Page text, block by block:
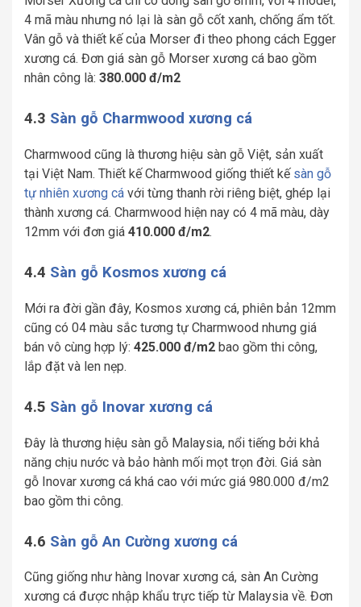
4 mã màu nhưng nó lại là sàn gỗ cốt xanh, chống ẩm tốt.
Vân gỗ và thiết kế của Morser đi theo phong cách Egger
xương cá. Đơn giá sàn gỗ Morser xương cá bao gồm
nhân công là: 380.000 đ/m2
4.3 Sàn gỗ Charmwood xương cá
Charmwood cũng là thương hiệu sàn gỗ Việt, sản xuất
tại Việt Nam. Thiết kế Charmwood giống thiết kế sàn gỗ
tự nhiên xương cá với từng thanh rời riêng biệt, ghép lại
thành xương cá. Charmwood hiện nay có 4 mã màu, dày
12mm với đơn giá 410.000 đ/m2.
4.4 Sàn gỗ Kosmos xương cá
Mới ra đời gần đây, Kosmos xương cá, phiên bản 12mm
cũng có 04 màu sắc tương tự Charmwood nhưng giá
bán vô cùng hợp lý: 425.000 đ/m2 bao gồm thi công,
lắp đặt và len nẹp.
4.5 Sàn gỗ Inovar xương cá
Đây là thương hiệu sàn gỗ Malaysia, nổi tiếng bởi khả
năng chịu nước và bảo hành mối mọt trọn đời. Giá sàn
gỗ Inovar xương cá khá cao với mức giá 980.000 đ/m2
bao gồm thi công.
4.6 Sàn gỗ An Cường xương cá
Cũng giống như hàng Inovar xương cá, sàn An Cường
xương cá được nhập khẩu trực tiếp từ Malaysia về. Đơn